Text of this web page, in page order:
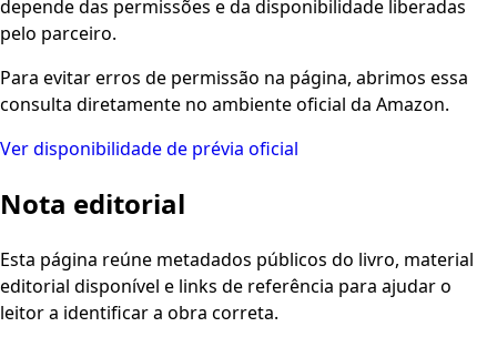
depende das permissões e da disponibilidade liberadas
pelo parceiro.
Para evitar erros de permissão na página, abrimos essa
consulta diretamente no ambiente oficial da Amazon.
Ver disponibilidade de prévia oficial
Nota editorial
Esta página reúne metadados públicos do livro, material
editorial disponível e links de referência para ajudar o
leitor a identificar a obra correta.